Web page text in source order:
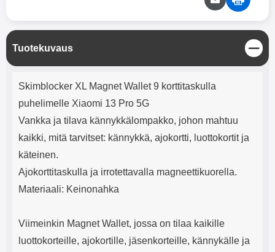
Input: AC100-240V 50/60Hz 0.8A
(15W) 9V/2.0A (18W) 12V/1.5
(18W) Type-C: 5V/3A (PD15W)
20.W Max Johdon pituus: 1 metri
Tuotekuvaus
S
u
l
Tuotekuvaus
Skimblocker XL Magnet Wallet 9 korttitaskulla
puhelimelle Xiaomi 13 Pro 5G
Vankka ja tilava kännykkälompakko, johon mahtuu
kaikki, mitä tarvitset: kännykkä, ajokortti, luottokortit ja
käteinen.
Ajokorttitaskulla ja irrotettavalla magneettikuorella.
Materiaali: Keinonahka
Viimeinkin Magnet Wallet, jossa on tilaa kaikille
luottokorteille, ajokortille, jäsenkorteille, kännykälle ja